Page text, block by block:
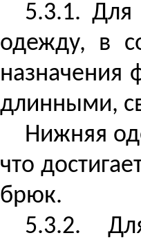
5.3.1.
одежду, в
назначения
длинными,
Нижняя
что
брюк.
5.3.2.